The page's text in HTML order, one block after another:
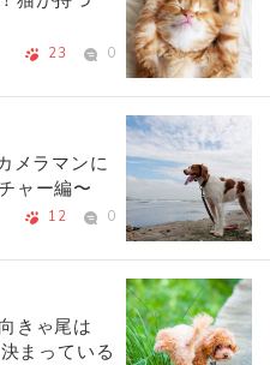
23 0
メラマンに
ャー編〜
12 0
きゃ尾は
まっている